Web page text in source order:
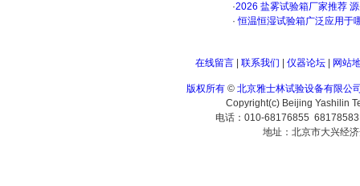
·2026 盐雾试验箱厂家推荐
· 恒温恒湿试验箱广泛应用于
在线留言| 联系我们 仪器论坛| 网站
版权所有 © 北京雅士林试验设备有限公
Copyright(c) Beijing Yashilin
电话：010-68176855
地址：北京市大兴经